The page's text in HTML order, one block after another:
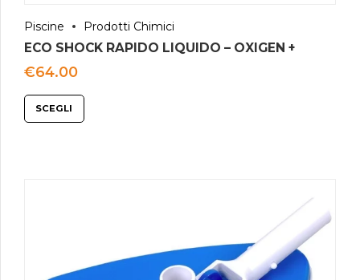
Piscine Prodotti Chimici
ECO SHOCK RAPIDO LIQUIDO – OXIGEN +
€64.00
SCEGLI